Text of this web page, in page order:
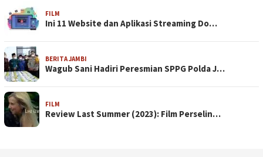
FILM
Ini 11 Website dan Aplikasi Streaming Do…
BERITA JAMBI
Wagub Sani Hadiri Peresmian SPPG Polda J…
FILM
Review Last Summer (2023): Film Perselin…